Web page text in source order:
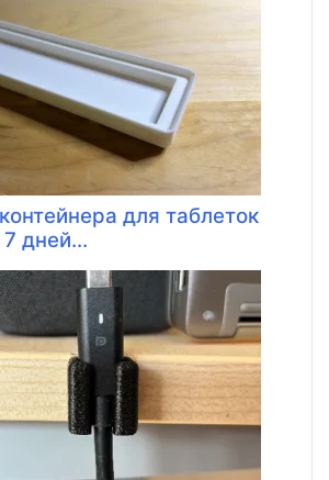
для таблеток
дней...